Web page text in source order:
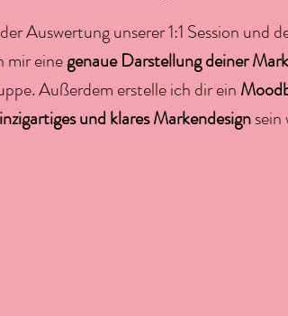
Auswertung unserer 1:1 Session und
mir einegenaue Darstellung deiner
Außerdem erstelle ich dir ein
und klares Markendesignsein